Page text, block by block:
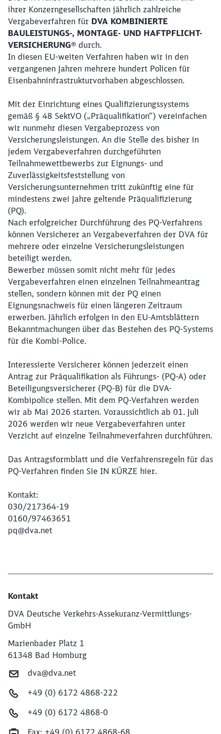
ihrer Konzerngesellschaften jährlich zahlreiche
Vergabeverfahren für DVA KOMBINIERTE
BAULEISTUNGS-, MONTAGE- UND HAFTPFLICHT-
VERSICHERUNG® durch.
In diesen EU-weiten Verfahren haben wir in den
vergangenen Jahren mehrere hundert Policen für
Eisenbahninfrastrukturvorhaben abgeschlossen.
Mit der Einrichtung eines Qualifizierungssystems
gemäß § 48 SektVO („Präqualifikation“) vereinfachen
wir nunmehr diesen Vergabeprozess von
Versicherungsleistungen. An die Stelle des bisher in
jedem Vergabeverfahren durchgeführten
Teilnahmewettbewerbs zur Eignungs- und
Zuverlässigkeitsfeststellung von
Versicherungsunternehmen tritt zukünftig eine für
mindestens zwei Jahre geltende Präqualifizierung
(PQ).
Nach erfolgreicher Durchführung des PQ-Verfahrens
können Versicherer an Vergabeverfahren der DVA für
mehrere oder einzelne Versicherungsleistungen
beteiligt werden.
Bewerber müssen somit nicht mehr für jedes
Vergabeverfahren einen einzelnen Teilnahmeantrag
stellen, sondern können mit der PQ einen
Eignungsnachweis für einen längeren Zeitraum
erwerben. Jährlich erfolgen in den EU-Amtsblättern
Bekanntmachungen über das Bestehen des PQ-Systems
für die Kombi-Police.
Interessierte Versicherer können jederzeit einen
Antrag zur Präqualifikation als Führungs- (PQ-A) oder
Beteiligungsversicherer (PQ-B) für die DVA-
Kombipolice stellen. Mit dem PQ-Verfahren werden
wir ab Mai 2026 starten. Voraussichtlich ab 01. Juli
2026 werden wir neue Vergabeverfahren unter
Verzicht auf einzelne Teilnahmeverfahren durchführen.
Das Antragsformblatt und die Verfahrensregeln für das
PQ-Verfahren finden Sie IN KÜRZE hier.
Kontakt:
030/217364-19
0160/97463651
pq@dva.net
Kontakt
DVA Deutsche Verkehrs-Assekuranz-Vermittlungs-
GmbH
Marienbader Platz 1
61348 Bad Homburg
dva@dva.net
+49 (0) 6172 4868-222
+49 (0) 6172 4868-0
Fax: +49 (0) 6172 4868-68
Möchten Sie zuweitergeleitet
werden?
Abbrechen Weiter